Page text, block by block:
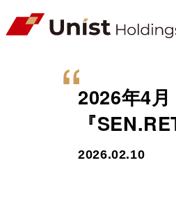
2026年4
『
2026.02.10